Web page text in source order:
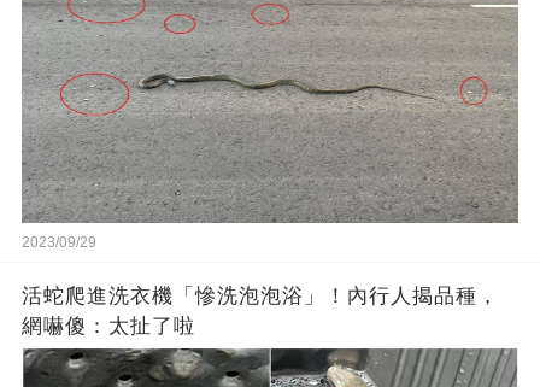
2023/09/29
活蛇爬進洗衣機「慘洗泡泡浴」！內行人揭品種，
網嚇傻：太扯了啦